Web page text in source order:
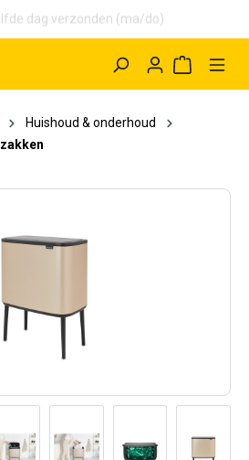
dag verzonden (ma/do)
Huishoud & onderhoud